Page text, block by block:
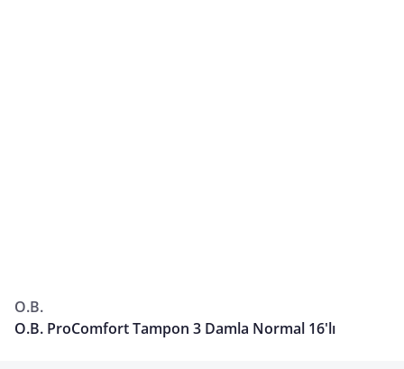
O.B.
O.B. ProComfort Tampon 3 Damla Normal 16'lı